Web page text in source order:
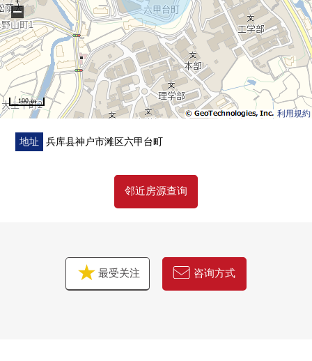
利用規約
100 m
−
地址 兵库县神户市滩区六甲台町
邻近房源查询
最受关注 咨询方式